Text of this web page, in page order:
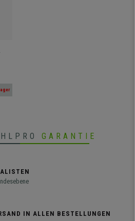
GARANTIE
IN ALLEN BESTELLUNGEN